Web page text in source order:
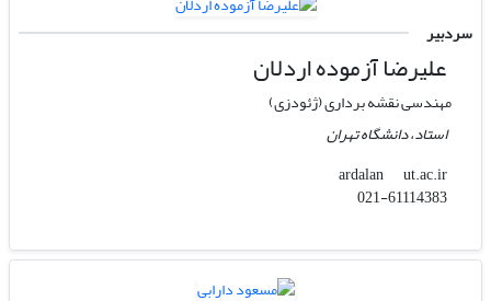
سردبیر
علیرضا آزموده اردلان
مهندسی نقشه برداری (ژئودزی)
استاد، دانشگاه تهران
ardalan
ut.ac.ir
021-61114383